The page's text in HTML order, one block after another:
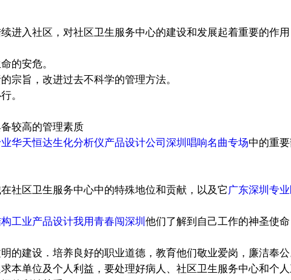
进入社区，对社区卫生服务中心的建设和发展起着重要的作
的安危。
宗旨，改进过去不科学的管理方法。
。
较高的管理素质
华天恒达生化分析仪产品设计公司深圳唱响名曲专场中的重
区卫生服务中心中的特殊地位和贡献，以及它 广东深圳专
工业产品设计我用青春闯深圳 他们了解到自己工作的神圣使
建设．培养良好的职业道德，教育他们敬业爱岗，廉洁奉公
本单位及个人利益，要处理好病人、社区卫生服务中心和个